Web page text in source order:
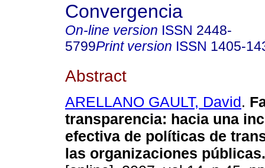
Convergencia
On-line version ISSN 2448-
5799Print version ISSN 1405-
Abstract
ARELLANO GAULT, David.
transparencia: hacia una
efectiva de políticas de
las organizaciones públicas.